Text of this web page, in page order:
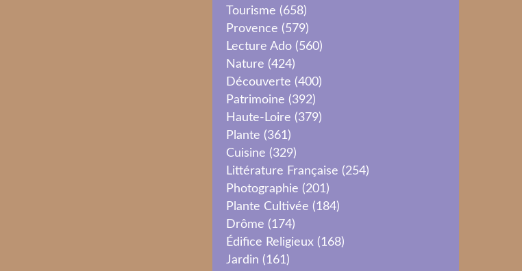
Tourisme (658)
Provence (579)
Lecture Ado (560)
Nature (424)
Découverte (400)
Patrimoine (392)
Haute-Loire (379)
Plante (361)
Cuisine (329)
Littérature Française (254)
Photographie (201)
Plante Cultivée (184)
Drôme (174)
Édifice Religieux (168)
Jardin (161)